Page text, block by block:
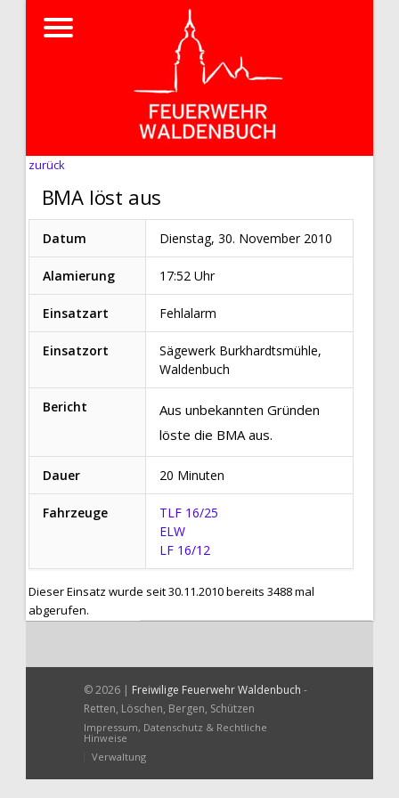
zurück
BMA löst aus
Datum Dienstag, 30. November 2010
Alamierung 17:52 Uhr
Einsatzart Fehlalarm
Einsatzort
Sägewerk Burkhardtsmühle,
Waldenbuch
Bericht
Aus unbekannten Gründen
löste die BMA aus.
Dauer 20 Minuten
Fahrzeuge
TLF 16/25
ELW
LF 16/12
Dieser Einsatz wurde seit 30.11.2010 bereits 3488 mal
abgerufen.
© 2026 | Freiwilige Feuerwehr Waldenbuch -
Retten, Löschen, Bergen, Schützen
Impressum, Datenschutz & Rechtliche
Hinweise
Verwaltung